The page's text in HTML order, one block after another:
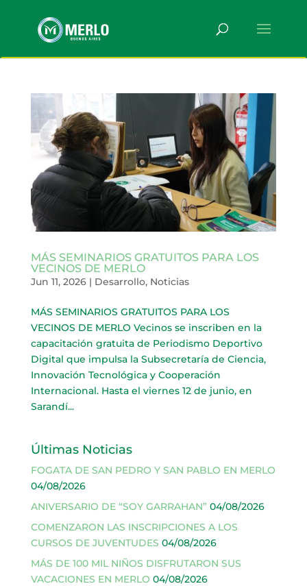
MÁS SEMINARIOS GRATUITOS PARA LOS
VECINOS DE MERLO
Jun 11, 2026| Desarrollo, Noticias
MÁS SEMINARIOS GRATUITOS PARA LOS
VECINOS DE MERLO Vecinos se inscriben en la
capacitación gratuita de Periodismo Deportivo
Digital que impulsa la Subsecretaría de Ciencia,
Innovación Tecnológica y Cooperación
Internacional. Hasta el viernes 12 de junio, en
Sarandí...
Últimas Noticias
FOGATA DE SAN PEDRO Y SAN PABLO EN MERLO
04/08/2026
ANIVERSARIO DE “SOY GARRAHAN” 04/08/2026
COMENZARON LAS INSCRIPCIONES A LOS
CURSOS DE JUVENTUDES 04/08/2026
MÁS DE 100 MIL NIÑOS DISFRUTARON SUS
VACACIONES EN MERLO 04/08/2026